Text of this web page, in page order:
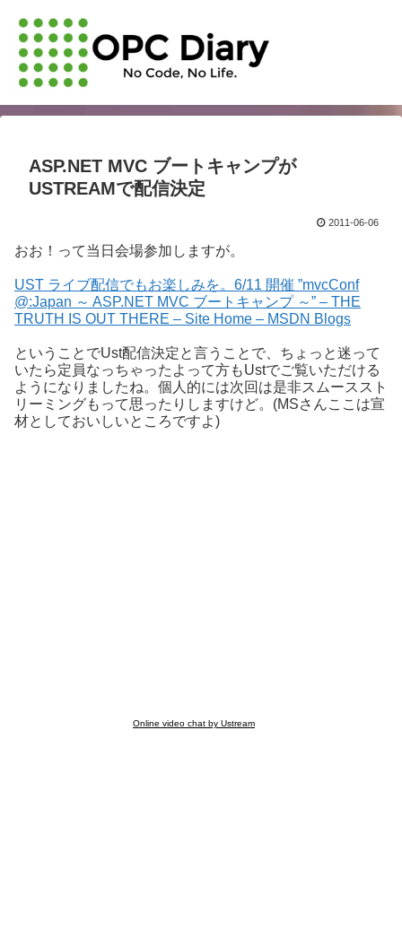
ASP.NET MVC ブートキャンプが
USTREAMで配信決定
2011-06-06
おお！って当日会場参加しますが。
UST ライブ配信でもお楽しみを。6/11 開催 ”mvcConf
@:Japan ～ ASP.NET MVC ブートキャンプ ～” – THE
TRUTH IS OUT THERE – Site Home – MSDN Blogs
ということでUst配信決定と言うことで、ちょっと迷って
いたら定員なっちゃったよって方もUstでご覧いただける
ようになりましたね。個人的には次回は是非スムーススト
リーミングもって思ったりしますけど。(MSさんここは宣
材としておいしいところですよ)
Online video chat by Ustream